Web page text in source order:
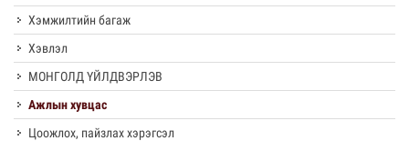
Хэмжилтийн багаж
Хэвлэл
МОНГОЛД ҮЙЛДВЭРЛЭВ
Ажлын хувцас
Цоожлох, пайзлах хэрэгсэл